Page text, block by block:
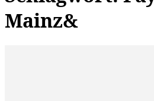
Mainz&